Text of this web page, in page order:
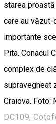
starea
care au văzut-
importante
Pita. Conacul
complex de
supravegheat
Craiova. Foto:
DC109,